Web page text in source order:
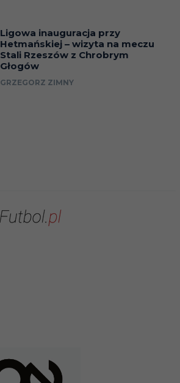
Ligowa inauguracja przy
Hetmańskiej – wizyta na meczu
Stali Rzeszów z Chrobrym
Głogów
GRZEGORZ ZIMNY